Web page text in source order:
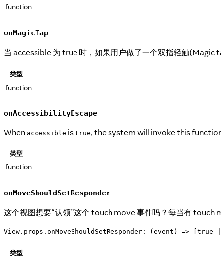
function
onMagicTap
当 accessible 为 true 时，如果用户做了一个双指轻触(Magic
类型
function
onAccessibilityEscape
When accessible is true, the system will invoke this
类型
function
onMoveShouldSetResponder
这个视图想要“认领”这个 touch move 事件吗？每当有
View.props.onMoveShouldSetResponder: (event) =>
类型